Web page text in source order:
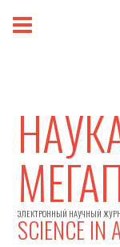
ЭЛЕКТРОННЫЙ НАУЧНЫЙ
SCIENCE IN